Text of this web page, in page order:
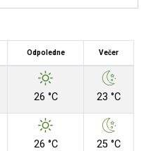
Odpoledne Večer
26 °C 23 °C
26 °C 25 °C